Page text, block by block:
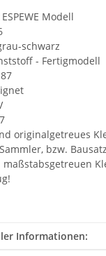
Modell
schwarz
- Fertigmodell
originalgetreues
bzw.
Informationen: